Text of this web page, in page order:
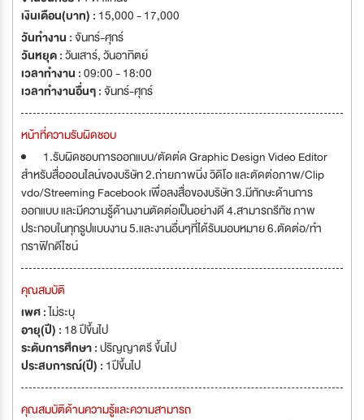
เงินเดือน(บาท) : 15,000 - 17,000
วันทำงาน :จันทร์-ศุกร์
วันหยุด :วันเสาร์,วันอาทิตย์
เวลาทำงาน :09:00 - 18:00
เวลาทำงานอื่นๆ :จันทร์-ศุกร์
หน้าที่ความรับผิดชอบ
1.รับผิดชอบการออกแบบ/ตัดต่ด Graphic Design Video Editor
สำหรับสื่อออนไลน์ของบริษัท 2.ถ่ายภาพนิ่ง วิดิโอ และตัดต่อภาพ/Clip
vdo/Streeming Facebook เพื่อลงสื่อของบริษัท 3.มีทักษะด้านการ
ออกแบบ และมีความรู้ด้านงานตัดต่อเป็นอย่างดี 4.สามารถรีทัช ภาพ
ประกอบในทุกรูปแบบงาน 5.และงานอื่นๆที่ได้รับมอบหมาย 6.ตัดต่อ/ทำ
กราฟิกดีไซน์
คุณสมบัติ
เพศ :ไม่ระบุ
อายุ(ปี) : 18 ปีขึ้นไป
ระดับการศึกษา :ปริญญาตรี ขึ้นไป
ประสบการณ์(ปี) : 1ปีขึ้นไป
คุณสมบัติด้านความรู้และความสามารถ